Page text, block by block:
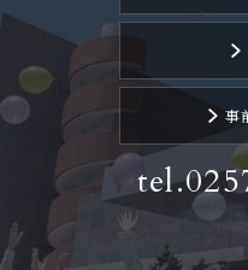
事